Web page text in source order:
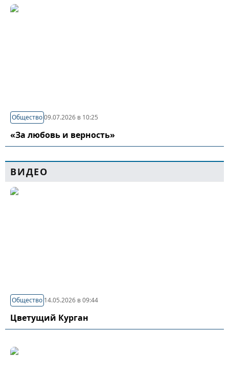
Общество09.07.2026 в 10:25
«За любовь и верность»
ВИДЕО
Общество 14.05.2026 в 09:44
Цветущий Курган